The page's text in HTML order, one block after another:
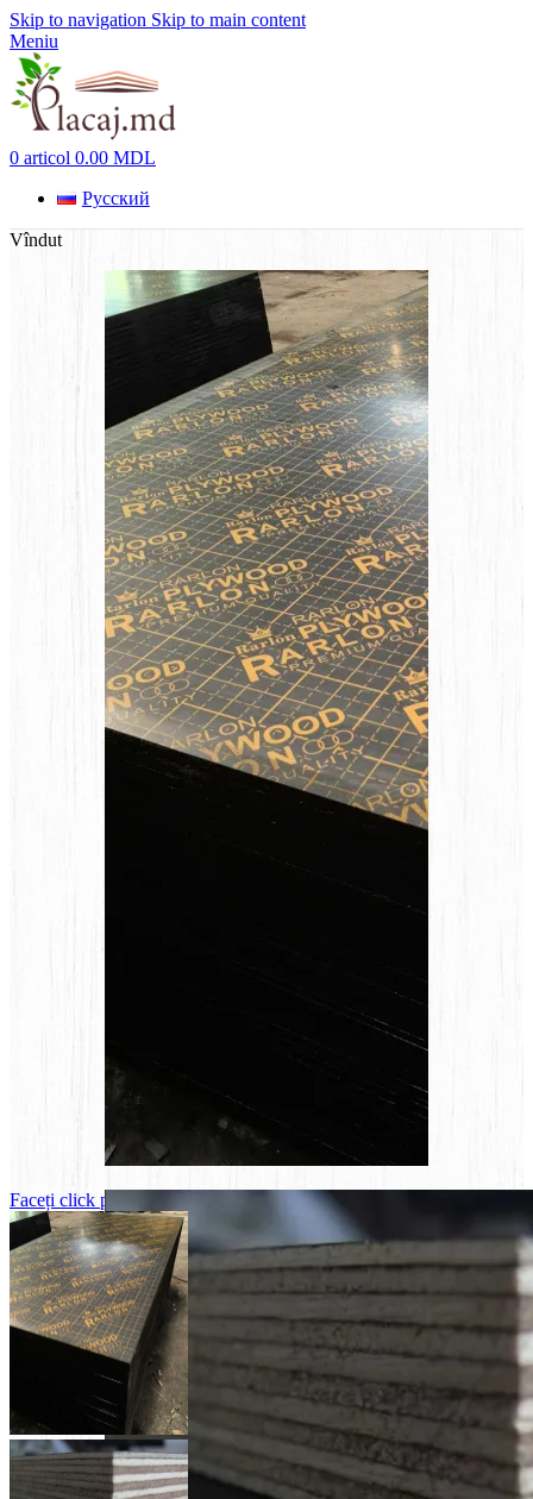
Skip to navigation Skip to main content
Meniu
0 articol 0.00 MDL
Русский
Vîndut
Faceți click pentru a mări